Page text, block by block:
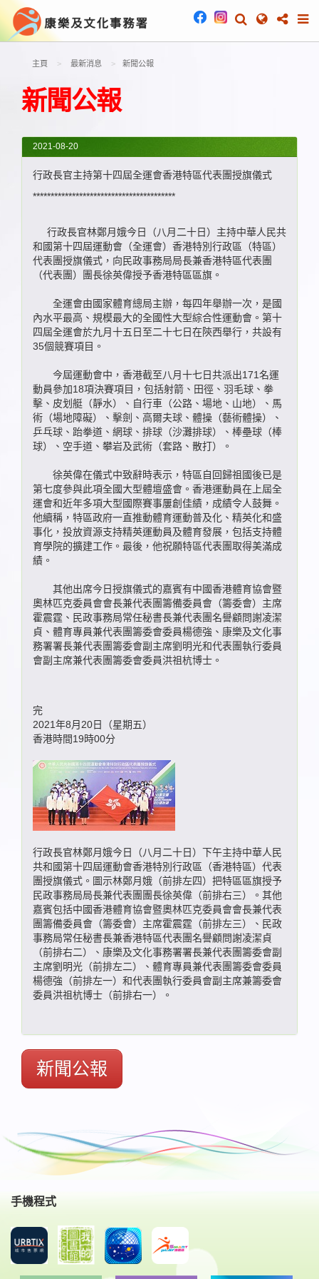
主頁 最新消息 新聞公報
新聞公報
2021-08-20
行政長官主持第十四屆全運會香港特區代表團授旗儀式
****************************************
行政長官林鄭月娥今日（八月二十日）主持中華人民共
和國第十四屆運動會（全運會）香港特別行政區（特區）
代表團授旗儀式，向民政事務局局長兼香港特區代表團
（代表團）團長徐英偉授予香港特區區旗。
全運會由國家體育總局主辦，每四年舉辦一次，是國
內水平最高、規模最大的全國性大型綜合性運動會。第十
四屆全運會於九月十五日至二十七日在陝西舉行，共設有
35個競賽項目。
今屆運動會中，香港截至八月十七日共派出171名運
動員參加18項決賽項目，包括射箭、田徑、羽毛球、拳
擊、皮划艇（靜水）、自行車（公路、場地、山地）、馬
術（場地障礙）、擊劍、高爾夫球、體操（藝術體操）、
乒乓球、跆拳道、網球、排球（沙灘排球）、棒壘球（棒
球）、空手道、攀岩及武術（套路、散打）。
徐英偉在儀式中致辭時表示，特區自回歸祖國後已是
第七度參與此項全國大型體壇盛會。香港運動員在上屆全
運會和近年多項大型國際賽事屢創佳績，成績令人鼓舞。
他續稱，特區政府一直推動體育運動普及化、精英化和盛
事化，投放資源支持精英運動員及體育發展，包括支持體
育學院的擴建工作。最後，他祝願特區代表團取得美滿成
績。
其他出席今日授旗儀式的嘉賓有中國香港體育協會暨
奧林匹克委員會會長兼代表團籌備委員會（籌委會）主席
霍震霆、民政事務局常任秘書長兼代表團名譽顧問謝凌潔
貞、體育專員兼代表團籌委會委員楊德強、康樂及文化事
務署署長兼代表團籌委會副主席劉明光和代表團執行委員
會副主席兼代表團籌委會委員洪祖杭博士。
完
2021年8月20日（星期五）
香港時間19時00分
行政長官林鄭月娥今日（八月二十日）下午主持中華人民
共和國第十四屆運動會香港特別行政區（香港特區）代表
團授旗儀式。圖示林鄭月娥（前排左四）把特區區旗授予
民政事務局局長兼代表團團長徐英偉（前排右三）。其他
嘉賓包括中國香港體育協會暨奧林匹克委員會會長兼代表
團籌備委員會（籌委會）主席霍震霆（前排左三）、民政
事務局常任秘書長兼香港特區代表團名譽顧問謝凌潔貞
（前排右二）、康樂及文化事務署署長兼代表團籌委會副
主席劉明光（前排左二）、體育專員兼代表團籌委會委員
楊德強（前排左一）和代表團執行委員會副主席兼籌委會
委員洪祖杭博士（前排右一）。
新聞公報
手機程式